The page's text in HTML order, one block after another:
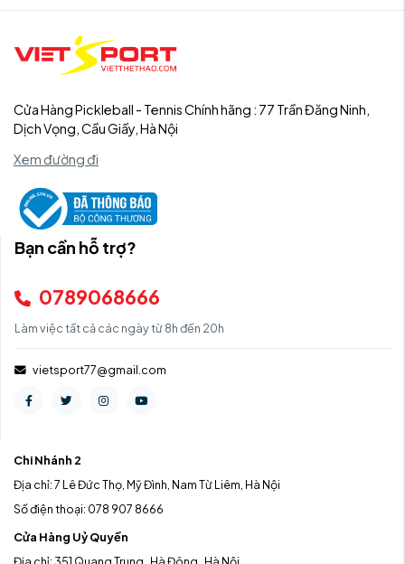
Cửa Hàng Pickleball - Tennis Chính hãng : 77 Trần Đăng Ninh,
Dịch Vọng, Cầu Giấy, Hà Nội
Xem đường đi
Bạn cần hỗ trợ?
0789068666
Làm việc tất cả các ngày từ 8h đến 20h
vietsport77@gmail.com
Chi Nhánh 2
Địa chỉ: 7 Lê Đức Thọ, Mỹ Đình, Nam Từ Liêm, Hà Nội
Số điện thoại: 078 907 8666
Cửa Hàng Uỷ Quyền